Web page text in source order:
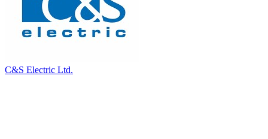
C&S Electric Ltd.